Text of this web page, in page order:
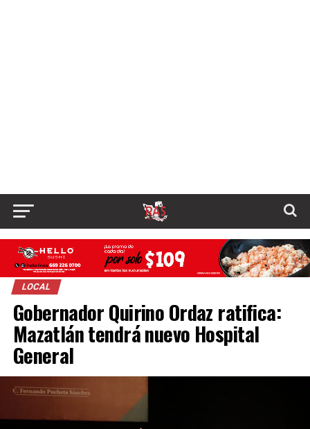
LOCAL
Gobernador Quirino Ordaz ratifica:
Mazatlán tendrá nuevo Hospital
General